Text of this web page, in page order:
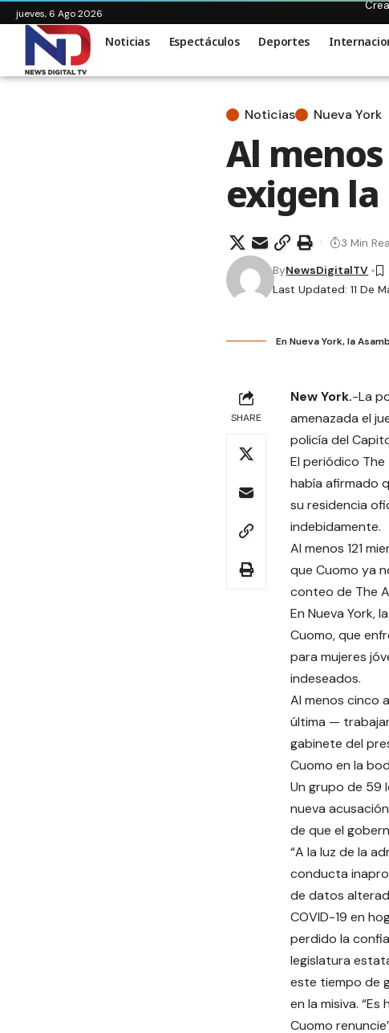
jueves, 6 Ago 2026
Noticias Espectáculos Deportes
Noticias Nueva York
Al
exigen
Last Updated: 11 De
ByNewsDigitalTV
3 Min
En Nueva York, la
SHARE
New York.-La
amenazada el
policía del
El periódico
había afirmado
su residencia
indebidamente.
Al menos 121
que Cuomo ya
conteo de The
En Nueva York,
Cuomo, que
para mujeres
indeseados.
Al menos cinco
última —
gabinete del
Cuomo en la
Un grupo de 59
nueva
de que el
“A la luz de la
conducta
de datos
COVID-19 en
perdido la
legislatura
este tiempo de
en la misiva.
Cuomo